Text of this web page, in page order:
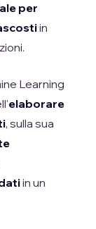
per
in
Learning
elaborare
, sulla sua
in un